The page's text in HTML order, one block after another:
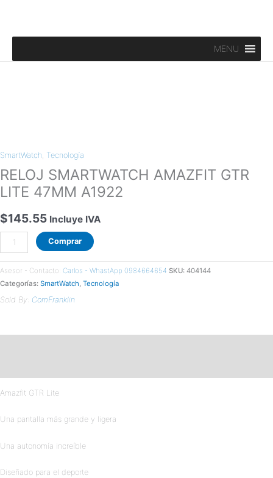
contenido
MENU
SmartWatch Tecnología
RELOJ SMARTWATCH AMAZFIT GTR
LITE 47MM A1922
$145.55 Incluye IVA
AMAZFIT
GTR
LITE
47MM
A1922
cantidad
Comprar
Asesor - Contacto: Carlos - WhastApp 0984664654 SKU: 404144
Categorías: SmartWatch, Tecnología
Sold By: ComFranklin
Amazfit GTR Lite
Una pantalla más grande y ligera
Una autonomía increíble
Diseñado para el deporte